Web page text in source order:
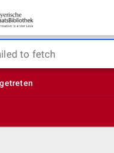
to fetch